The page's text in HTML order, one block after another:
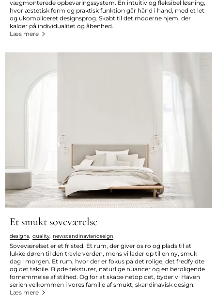
vægmonterede opbevaringssystem. En intuitiv og fleksibel løsning,
hvor æstetisk form og praktisk funktion går hånd i hånd, med et let
og ukompliceret designsprog. Skabt til det moderne hjem, der
kalder på individualitet og åbenhed.
Læs mere
Et smukt soveværelse
designs, quality, newscandinaviandesign
Soveværelset er et fristed. Et rum, der giver os ro og plads til at
lukke døren til den travle verden, mens vi lader op til en ny, smuk
dag i morgen. Et rum, hvor der er fokus på det rolige, det fredfyldte
og det taktile. Bløde teksturer, naturlige nuancer og en beroligende
fornemmelse af stilhed. Og for at skabe netop det, byder vi Haven
serien velkommen i vores familie af smukt, skandinavisk design.
Læs mere